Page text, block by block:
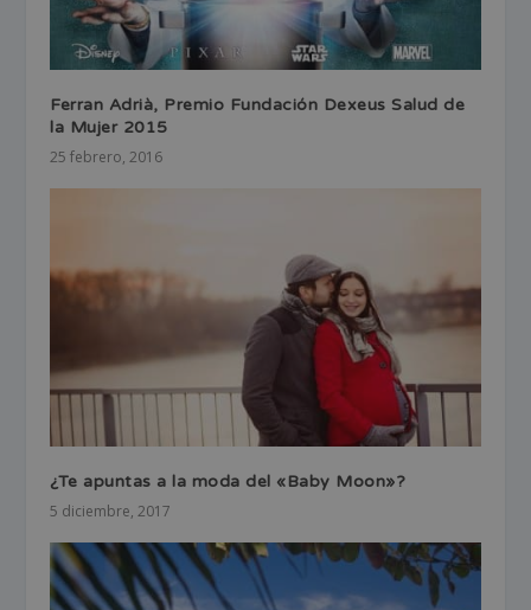
Ferran Adrià, Premio Fundación Dexeus Salud de
la Mujer 2015
25 febrero, 2016
¿Te apuntas a la moda del «Baby Moon»?
5 diciembre, 2017